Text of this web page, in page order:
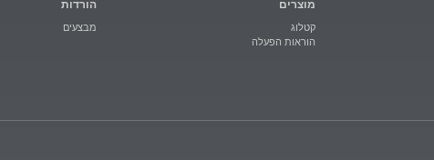
מוצרים
קטלוג
הוראות הפעלה
הורדות
מבצעים